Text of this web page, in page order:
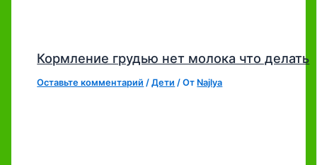
Кормление грудью нет молока что делать
Оставьте комментарий /Дети / От Najlya